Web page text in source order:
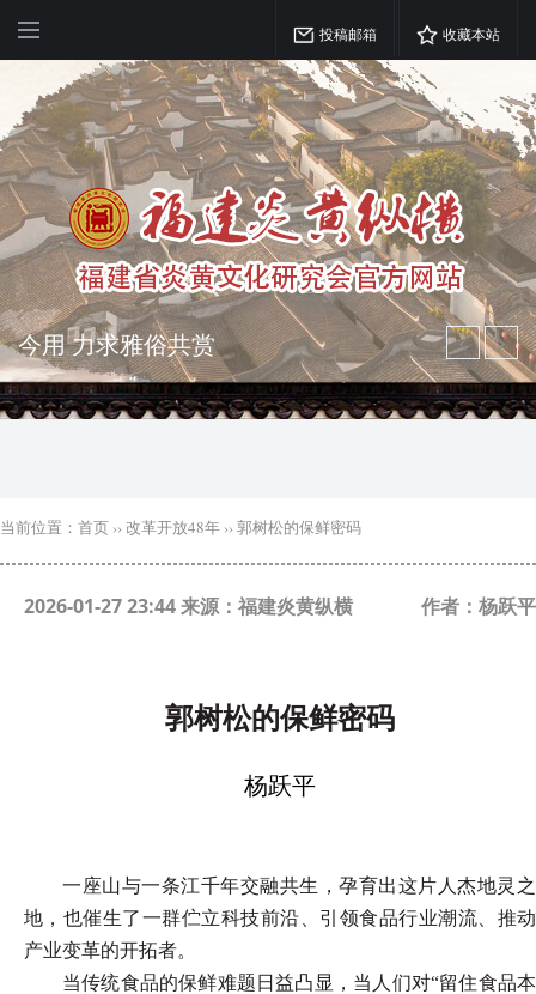
投稿邮箱 收藏本站
弘扬优秀文化 振奋民族精神 介绍民族
瑰宝 宣传中华精英
突出海西特色 报道台港澳侨 坚持古为
当前位置： 首页 ›› 改革开放48年 ›› 郭树松的保鲜密码
2026-01-27 23:44 来源：福建炎黄纵横 作者：杨跃平
郭树松的保鲜密码
杨跃平
一座山与一条江千年交融共生，孕育出这片人杰地灵之
地，也催生了一群伫立科技前沿、引领食品行业潮流、推动
产业变革的开拓者。
当传统食品的保鲜难题日益凸显，当人们对“留住食品本